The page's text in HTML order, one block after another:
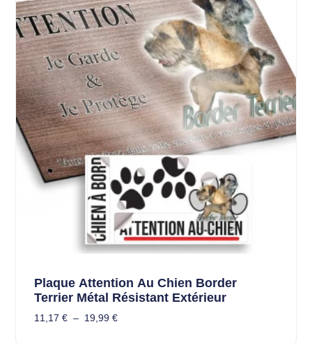
Plaque Attention Au Chien Border
Terrier Métal Résistant Extérieur
11,17 € – 19,99 €